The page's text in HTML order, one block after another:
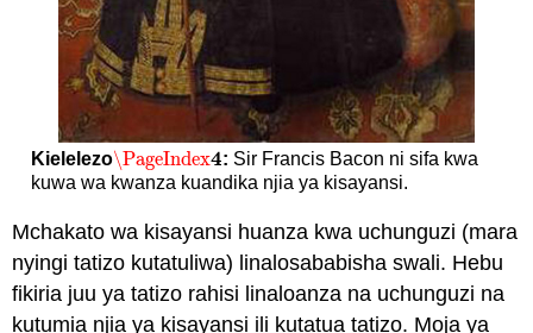
Kielelezo\PageIndex4
\PageIndex4: Sir Francis Bacon ni sifa kwa
kuwa wa kwanza kuandika njia ya kisayansi.
Mchakato wa kisayansi huanza kwa uchunguzi (mara
nyingi tatizo kutatuliwa) linalosababisha swali. Hebu
fikiria juu ya tatizo rahisi linaloanza na uchunguzi na
kutumia njia ya kisayansi ili kutatua tatizo. Moja ya